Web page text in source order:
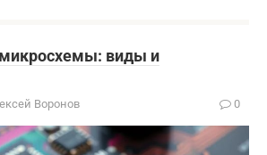
виды и
Воронов 0